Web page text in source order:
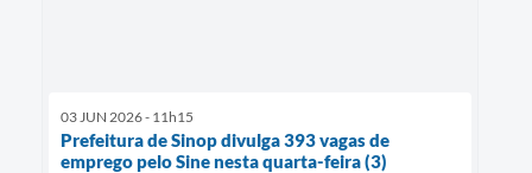
03 JUN 2026 - 11h15
Prefeitura de Sinop divulga 393 vagas de
emprego pelo Sine nesta quarta-feira (3)